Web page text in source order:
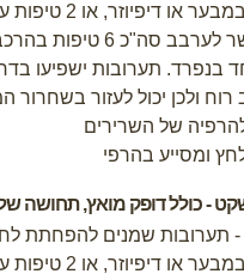
לכוסית המבער או הדיפיוזר עם מים
תערובות ישפיעו
ולכן יכול לעזור בשחרור
של השרירים
ומסייע בהרפי
- כולל דופק מואץ, תחושה של
- תערובות שמנים להפחתת לחץ